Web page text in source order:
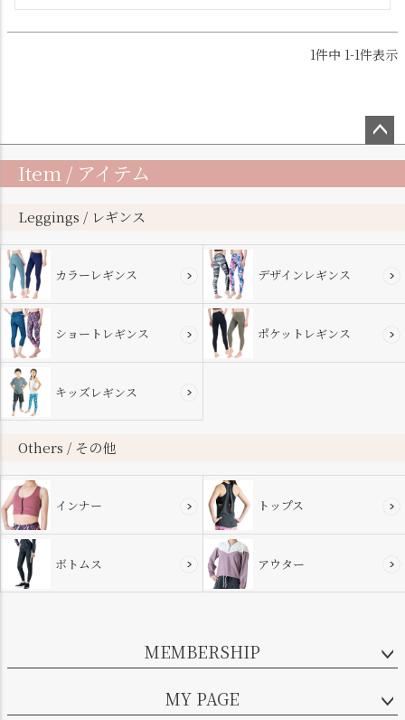
1件中 1-1件表示
ップ
Item / アイテム
Leggings / レギンス
カラーレギンス デザインレギンス
ショートレギンス ポケットレギンス
キッズレギンス
Others / その他
インナー トップス
ボトムス アウター
MEMBERSHIP
MY PAGE